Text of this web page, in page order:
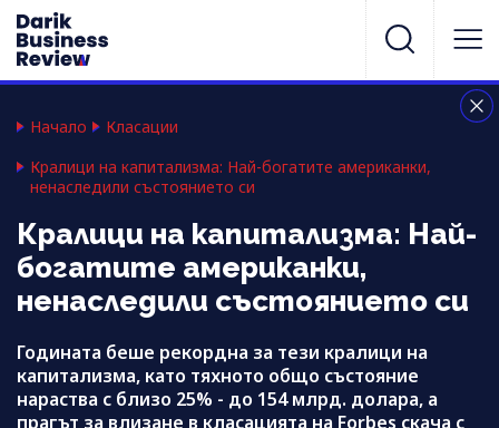
Начало
Класации
Кралици на капитализма: Най-богатите американки,
ненаследили състоянието си
Кралици на капитализма: Най-
богатите американки,
ненаследили състоянието си
Годината беше рекордна за тези кралици на
капитализма, като тяхното общо състояние
нараства с близо 25% - до 154 млрд. долара, а
прагът за влизане в класацията на Forbes скача с